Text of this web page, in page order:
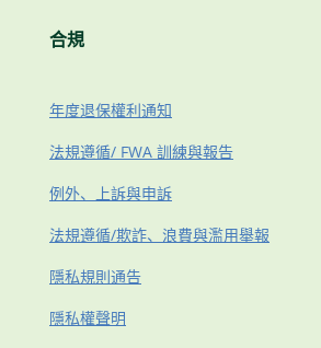
合規
年度退保權利通知
法規遵循/ FWA 訓練與報告
例外、上訴與申訴
法規遵循/欺詐、浪費與濫用舉報
隱私規則通告
隱私權聲明